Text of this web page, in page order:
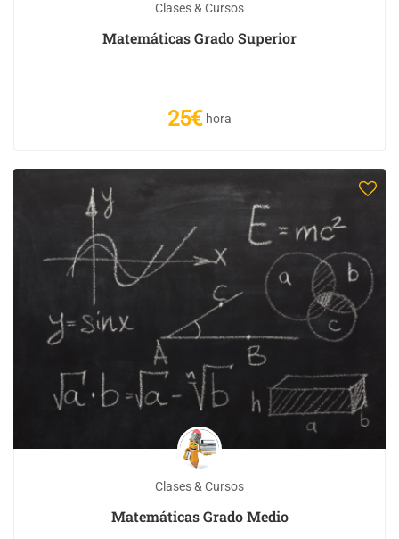
Clases & Cursos
Matemáticas Grado Superior
25€ hora
Clases & Cursos
Matemáticas Grado Medio